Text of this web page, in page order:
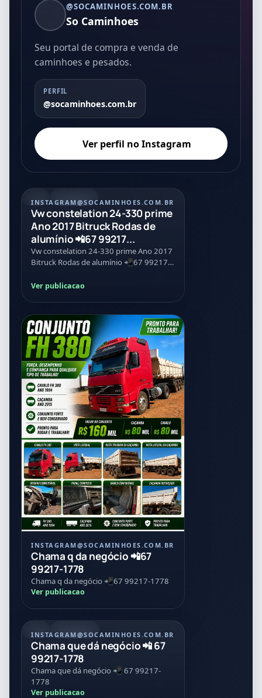
@SOCAMINHOES.COM.BR
So Caminhoes
Seu portal de compra e venda de
caminhoes e pesados.
PERFIL
@socaminhoes.com.br
Ver perfil no Instagram
INSTAGRAM@SOCAMINHOES.COM.BR
Vw constelation 24-330 prime
Ano 2017 Bitruck Rodas de
alumínio 📲67 99217...
Vw constelation 24-330 prime Ano 2017
Bitruck Rodas de alumínio 📲67 99217-
Ver publicacao
INSTAGRAM@SOCAMINHOES.COM.BR
Chama q da negócio 📲67
99217-1778
Chama q da negócio 📲67 99217-1778
Ver publicacao
INSTAGRAM@SOCAMINHOES.COM.BR
Chama que dá negócio 📲 67
99217-1778
Chama que dá negócio 📲 67 99217-
1778
Ver publicacao